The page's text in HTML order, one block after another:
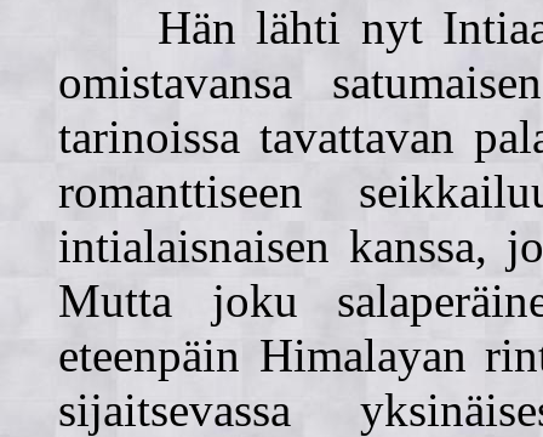
Hän lähti nyt Intiaan.
omistavansa
tarinoissa tavattavan
romanttiseen
intialaisnaisen kanssa,
Mutta joku
eteenpäin Himalayan
sijaitsevassa